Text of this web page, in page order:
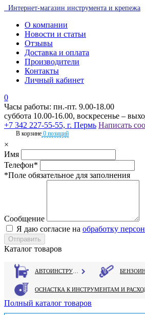
Интернет-магазин инструмента и крепежа
О компании
Новости и статьи
Отзывы
Доставка и оплата
Производители
Контакты
Личный кабинет
0
Часы работы: пн.-пт. 9.00-18.00
суббота 10.00-16.00, воскресенье –
+7 342 227-55-55, г. Пермь Написать
В корзине 0 позиций
×
Имя
Телефон*
*Поле обязательное для заполнения
Сообщение
Я даю согласие на обработку
Каталог товаров
Полный каталог товаров